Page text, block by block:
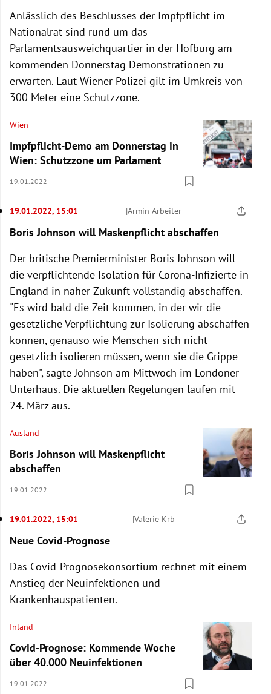
Anlässlich des Beschlusses der Impfpflicht im
Nationalrat sind rund um das
Parlamentsausweichquartier in der Hofburg am
kommenden Donnerstag Demonstrationen zu
erwarten. Laut Wiener Polizei gilt im Umkreis von
300 Meter eine Schutzzone.
Wien
Impfpflicht-Demo am Donnerstag in
Wien: Schutzzone um Parlament
19.01.2022
19.01.2022, 15:01 |Armin Arbeiter
Boris Johnson will Maskenpflicht abschaffen
Der britische Premierminister Boris Johnson will
die verpflichtende Isolation für Corona-Infizierte in
England in naher Zukunft vollständig abschaffen.
"Es wird bald die Zeit kommen, in der wir die
gesetzliche Verpflichtung zur Isolierung abschaffen
können, genauso wie Menschen sich nicht
gesetzlich isolieren müssen, wenn sie die Grippe
haben", sagte Johnson am Mittwoch im Londoner
Unterhaus. Die aktuellen Regelungen laufen mit
24. März aus.
Ausland
Boris Johnson will Maskenpflicht
abschaffen
19.01.2022
19.01.2022, 15:01 |Valerie Krb
Neue Covid-Prognose
Das Covid-Prognosekonsortium rechnet mit einem
Anstieg der Neuinfektionen und
Krankenhauspatienten.
Inland
Covid-Prognose: Kommende Woche
über 40.000 Neuinfektionen
19.01.2022